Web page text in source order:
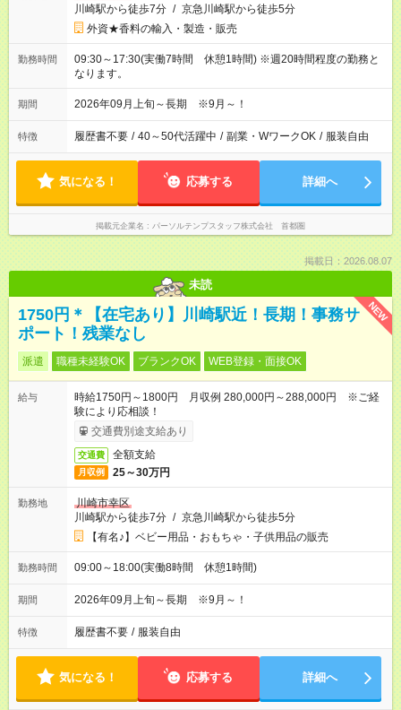
川崎駅から徒歩7分 / 京急川崎駅から徒歩5分
外資★香料の輸入・製造・販売
勤務時間
09:30～17:30(実働7時間 休憩1時間) ※週20時間程度の勤務と
なります。
期間 2026年09月上旬～長期 ※9月～！
特徴 履歴書不要 / 40～50代活躍中 / 副業・WワークOK / 服装自由
気になる！ 応募する 詳細へ
掲載元企業名 パーソルテンプスタッフ株式会社 首都圏
掲載日：2026.08.07
未読
NEW
1750円＊【在宅あり】川崎駅近！長期！事務サ
ポート！残業なし
派遣 職種未経験OK ブランクOK WEB登録・面接OK
給与
時給1750円～1800円 月収例 280,000円～288,000円 ※ご経
験により応相談！
交通費別途支給あり
交通費 全額支給
月収例 25～30万円
勤務地
川崎市幸区
川崎駅から徒歩7分 / 京急川崎駅から徒歩5分
【有名♪】ベビー用品・おもちゃ・子供用品の販売
勤務時間 09:00～18:00(実働8時間 休憩1時間)
期間 2026年09月上旬～長期 ※9月～！
特徴 履歴書不要 / 服装自由
気になる！ 応募する 詳細へ